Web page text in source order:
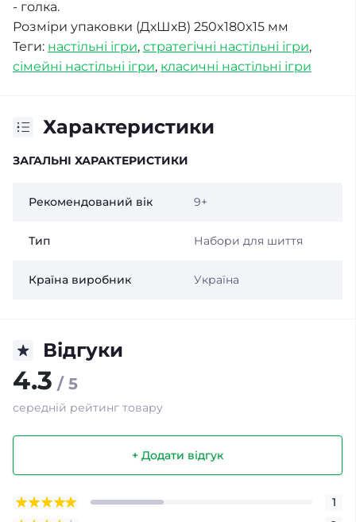
- голка.
Розміри упаковки (ДхШхВ) 250x180x15 мм
Теги: настільні ігри, стратегічні настільні ігри,
сімейні настільні ігри, класичні настільні ігри
Характеристики
ЗАГАЛЬНІ ХАРАКТЕРИСТИКИ
Рекомендований вік 9+
Тип Набори для шиття
Країна виробник Україна
Відгуки
4.3 / 5
середній рейтинг товару
+ Додати відгук
1